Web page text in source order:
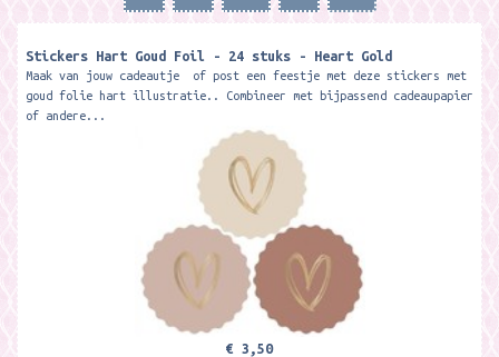
Stickers Hart Goud Foil - 24 stuks - Heart Gold
Maak van jouw cadeautje of post een feestje met deze stickers met
goud folie hart illustratie.. Combineer met bijpassend cadeaupapier
of andere...
€ 3,50